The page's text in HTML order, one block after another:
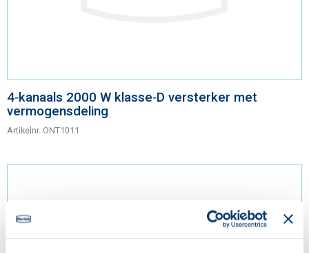
4‑kanaals 2000 W klasse‑D versterker met
vermogensdeling
Artikelnr. ONT1011